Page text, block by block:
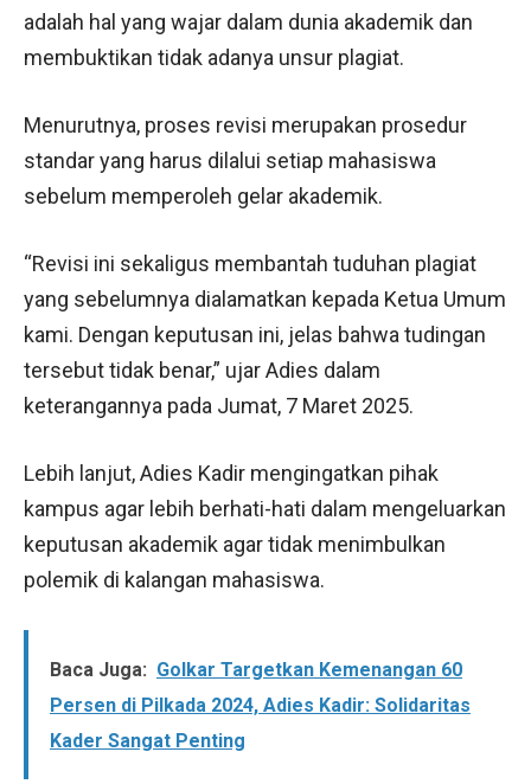
adalah hal yang wajar dalam dunia akademik dan
membuktikan tidak adanya unsur plagiat.
Menurutnya, proses revisi merupakan prosedur
standar yang harus dilalui setiap mahasiswa
sebelum memperoleh gelar akademik.
“Revisi ini sekaligus membantah tuduhan plagiat
yang sebelumnya dialamatkan kepada Ketua Umum
kami. Dengan keputusan ini, jelas bahwa tudingan
tersebut tidak benar,” ujar Adies dalam
keterangannya pada Jumat, 7 Maret 2025.
Lebih lanjut, Adies Kadir mengingatkan pihak
kampus agar lebih berhati-hati dalam mengeluarkan
keputusan akademik agar tidak menimbulkan
polemik di kalangan mahasiswa.
Baca Juga: Golkar Targetkan Kemenangan 60
Persen di Pilkada 2024, Adies Kadir: Solidaritas
Kader Sangat Penting